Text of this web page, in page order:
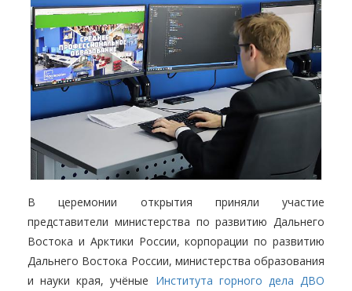
В церемонии открытия приняли участие
представители министерства по развитию Дальнего
Востока и Арктики России, корпорации по развитию
Дальнего Востока России, министерства образования
и науки края, учёные Института горного дела ДВО